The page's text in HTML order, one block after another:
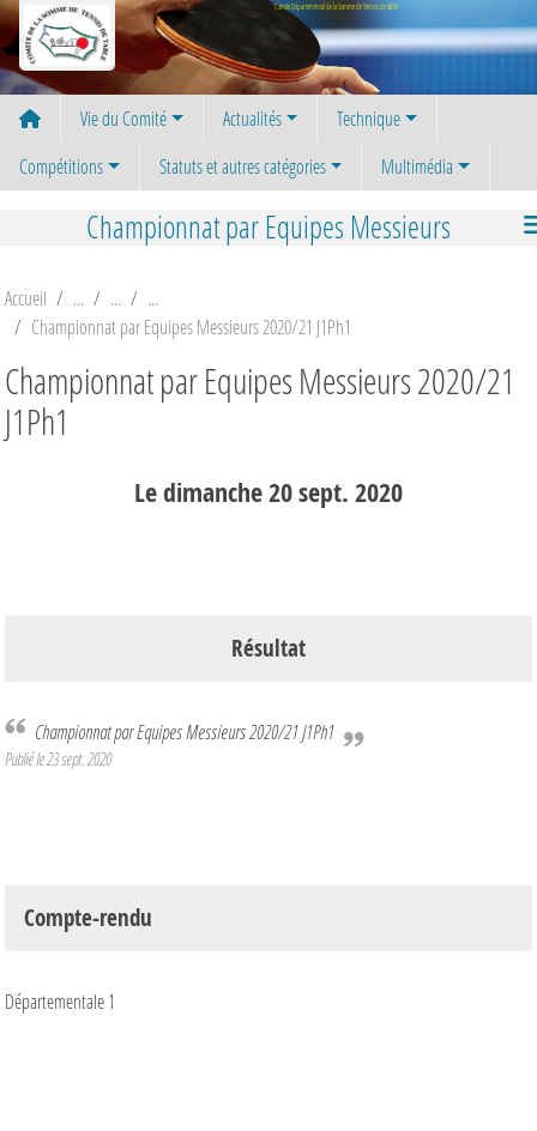
Comité Départemental de la Somme de Tennis de Table
Vie du Comité Actualités
Technique
Compétitions
Statuts et autres catégories Multimédia
Championnat par Equipes Messieurs
Accueil
Championnat par Equipes Messieurs 2020/21 J1Ph1
Championnat par Equipes Messieurs 2020/21
J1Ph1
Ledimanche20sept.2020
Résultat
Championnat par Equipes Messieurs 2020/21 J1Ph1
Publié le23 sept. 2020
Compte-rendu
Départementale 1
Panneau de gestion des cookies